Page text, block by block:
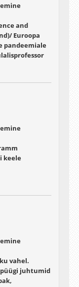
and
Euroopa
pandeemiale
keele
vahel.
juhtumid